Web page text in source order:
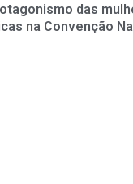
das
na Convenção